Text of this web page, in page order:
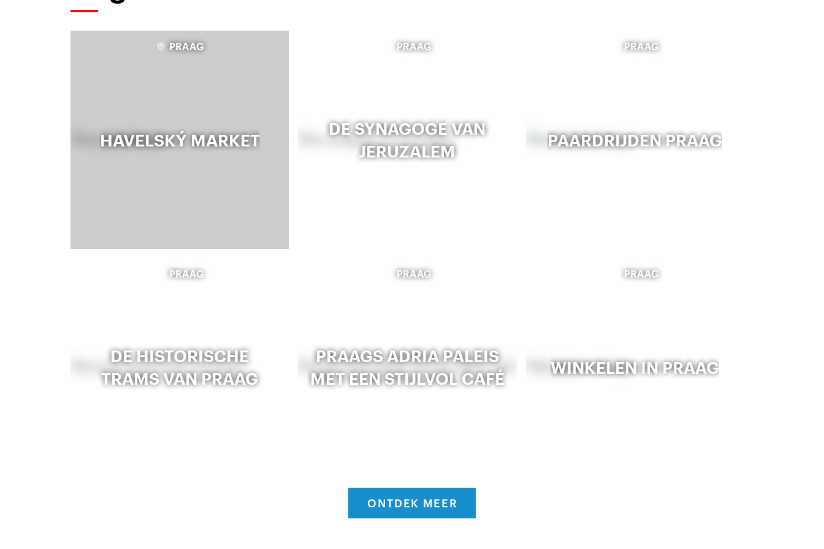
PRAAG
HAVELSKÝ MARKET
PRAAG
DE SYNAGOGE VAN
JERUZALEM
PRAAG
PAARDRIJDEN PRAAG
PRAAG
DE HISTORISCHE
TRAMS VAN PRAAG
PRAAG
PRAAGS ADRIA PALEIS
MET EEN STIJLVOL CAFÉ
PRAAG
WINKELEN IN PRAAG
ONTDEK MEER